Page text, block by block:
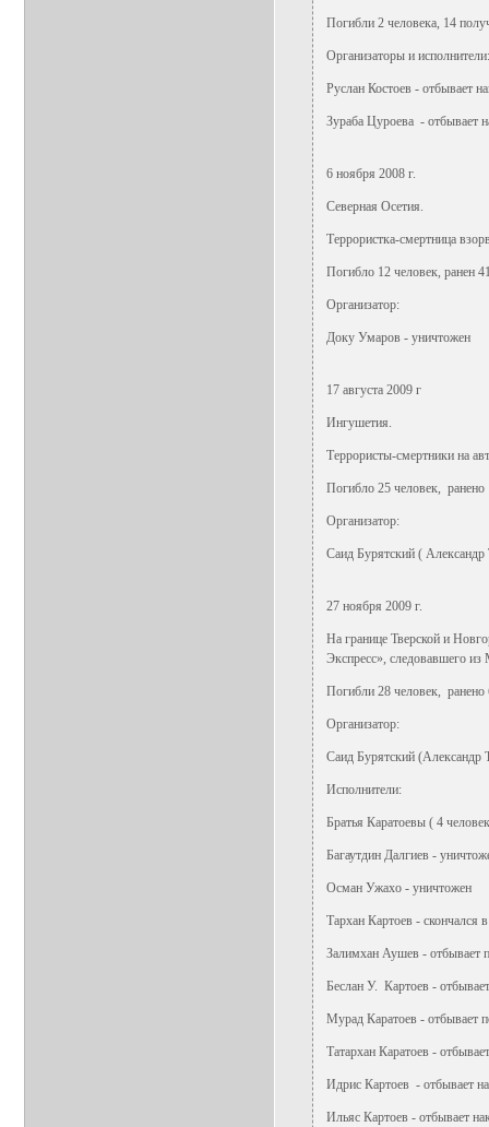
Погибли 2 человека, 14
Организаторы и исполнители:
Руслан Костоев - отбывает
Зураба Цуроева - отбывает
6 ноября 2008 г.
Северная Осетия.
Террористка-смертница
Погибло 12 человек, ранен
Организатор:
Доку Умаров - уничтожен
17 августа 2009 г
Ингушетия.
Террористы-смертники на
Погибло 25 человек, ранено
Организатор:
Саид Бурятский (
27 ноября 2009 г.
На границе Тверской и
Экспресс», следовавшего
Погибли 28 человек, ранено
Организатор:
Саид Бурятский
Исполнители:
Братья Каратоевы ( 4
Багаутдин Далгиев -
Осман Ужахо - уничтожен
Тархан Картоев -
Залимхан Аушев - отбывает
Беслан У. Картоев -
Мурад Каратоев - отбывает
Татархан Каратоев -
Идрис Картоев - отбывает
Ильяс Картоев - отбывает